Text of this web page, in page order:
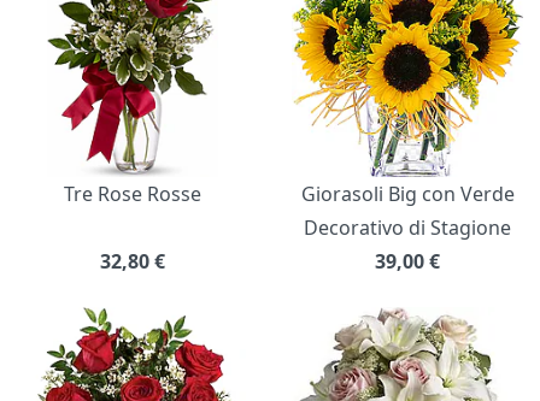
Tre Rose Rosse
32,80€
Giorasoli Big con Verde
Decorativo di Stagione
39,00€